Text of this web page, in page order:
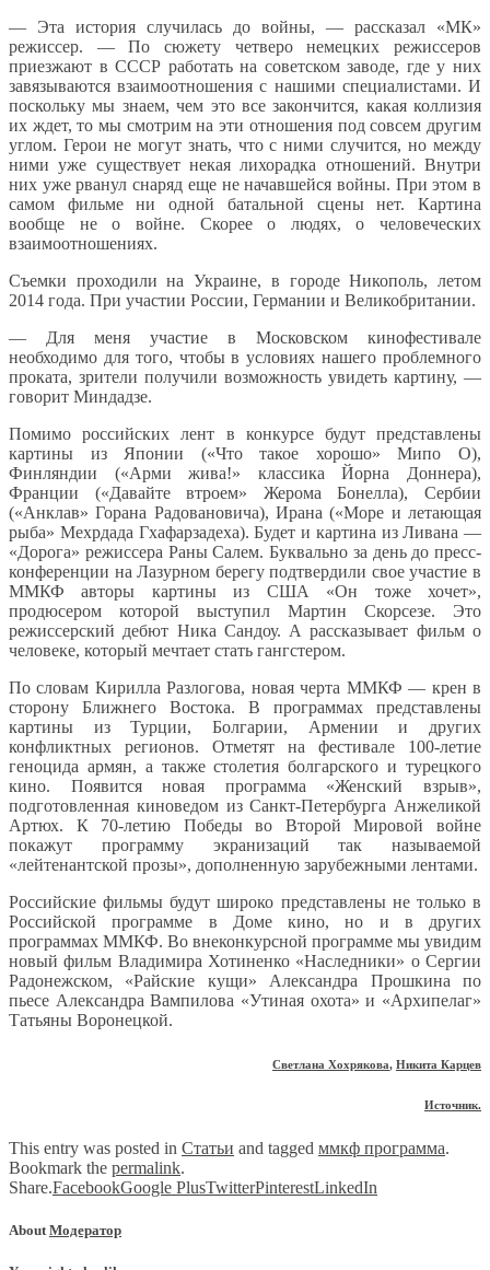
— Эта история случилась до войны, — рассказал «МК»
режиссер. — По сюжету четверо немецких режиссеров
приезжают в СССР работать на советском заводе, где у них
завязываются взаимоотношения с нашими специалистами. И
поскольку мы знаем, чем это все закончится, какая коллизия
их ждет, то мы смотрим на эти отношения под совсем другим
углом. Герои не могут знать, что с ними случится, но между
ними уже существует некая лихорадка отношений. Внутри
них уже рванул снаряд еще не начавшейся войны. При этом в
самом фильме ни одной батальной сцены нет. Картина
вообще не о войне. Скорее о людях, о человеческих
взаимоотношениях.
Съемки проходили на Украине, в городе Никополь, летом
2014 года. При участии России, Германии и Великобритании.
— Для меня участие в Московском кинофестивале
необходимо для того, чтобы в условиях нашего проблемного
проката, зрители получили возможность увидеть картину, —
говорит Миндадзе.
Помимо российских лент в конкурсе будут представлены
картины из Японии («Что такое хорошо» Мипо О),
Финляндии («Арми жива!» классика Йорна Доннера),
Франции («Давайте втроем» Жерома Бонелла), Сербии
(«Анклав» Горана Радовановича), Ирана («Море и летающая
рыба» Мехрдада Гхафарзадеха). Будет и картина из Ливана —
«Дорога» режиссера Раны Салем. Буквально за день до пресс-
конференции на Лазурном берегу подтвердили свое участие в
ММКФ авторы картины из США «Он тоже хочет»,
продюсером которой выступил Мартин Скорсезе. Это
режиссерский дебют Ника Сандоу. А рассказывает фильм о
человеке, который мечтает стать гангстером.
По словам Кирилла Разлогова, новая черта ММКФ — крен в
сторону Ближнего Востока. В программах представлены
картины из Турции, Болгарии, Армении и других
конфликтных регионов. Отметят на фестивале 100-летие
геноцида армян, а также столетия болгарского и турецкого
кино. Появится новая программа «Женский взрыв»,
подготовленная киноведом из Санкт-Петербурга Анжеликой
Артюх. К 70-летию Победы во Второй Мировой войне
покажут программу экранизаций так называемой
«лейтенантской прозы», дополненную зарубежными лентами.
Российские фильмы будут широко представлены не только в
Российской программе в Доме кино, но и в других
программах ММКФ. Во внеконкурсной программе мы увидим
новый фильм Владимира Хотиненко «Наследники» о Сергии
Радонежском, «Райские кущи» Александра Прошкина по
пьесе Александра Вампилова «Утиная охота» и «Архипелаг»
Татьяны Воронецкой.
Светлана Хохрякова, Никита Карцев
Источник.
This entry was posted in Статьи and tagged ммкф программа.
Bookmark the permalink.
Share.FacebookGoogle PlusTwitterPinterestLinkedIn
About Модератор